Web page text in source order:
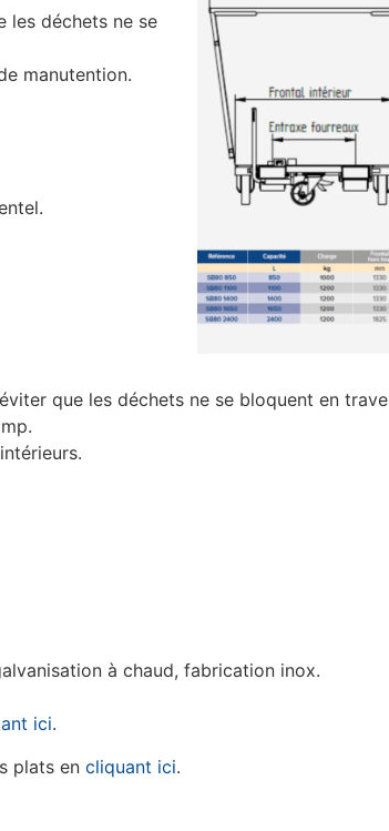
les déchets ne se
manutention.
que les déchets ne se bloquent en
à chaud, fabrication inox.
ici.
plats en cliquant ici.